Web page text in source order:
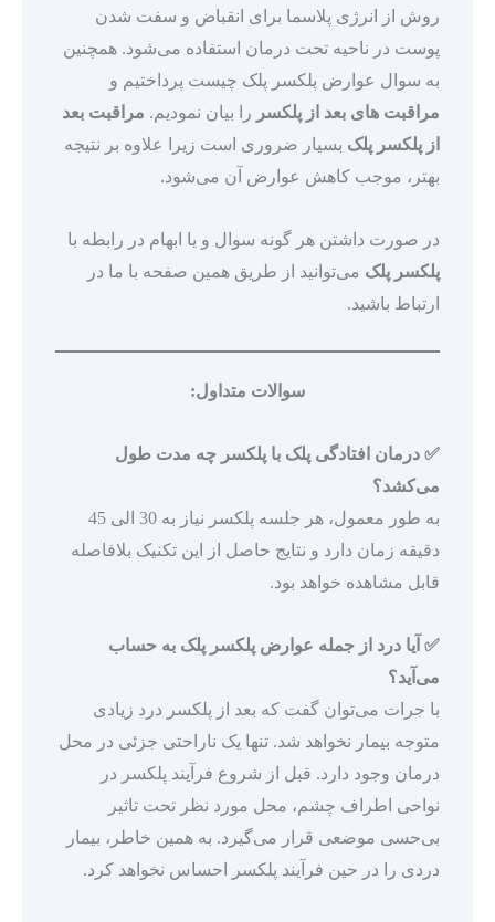
روش از انرژی پلاسما برای انقباض و سفت شدن
پوست در ناحیه تحت درمان استفاده می‌شود. همچنین
به سوال عوارض پلکسر پلک چیست پرداختیم و
مراقبت های بعد از پلکسر را بیان نمودیم. مراقبت بعد
از پلکسر پلک بسیار ضروری است زیرا علاوه بر نتیجه
بهتر، موجب کاهش عوارض آن می‌شود.
در صورت داشتن هر گونه سوال و یا ابهام در رابطه با
پلکسر پلک می‌توانید از طریق همین صفحه با ما در
ارتباط باشید.
سوالات متداول:
✅ درمان افتادگی پلک با پلکسر چه مدت طول
می‌کشد؟
به طور معمول، هر جلسه پلکسر نیاز به 30 الی 45
دقیقه زمان دارد و نتایج حاصل از این تکنیک بلافاصله
قابل مشاهده خواهد بود.
✅ آیا درد از جمله عوارض پلکسر پلک به حساب
می‌آید؟
با جرات می‌توان گفت که بعد از پلکسر درد زیادی
متوجه بیمار نخواهد شد. تنها یک ناراحتی جزئی در محل
درمان وجود دارد. قبل از شروع فرآیند پلکسر در
نواحی اطراف چشم، محل مورد نظر تحت تاثیر
بی‌حسی موضعی قرار می‌گیرد. به همین خاطر، بیمار
دردی را در حین فرآیند پلکسر احساس نخواهد کرد.